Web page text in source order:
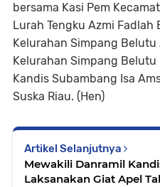
bersama Kasi Pem
Lurah Tengku Azmi
Kelurahan Simpang
Kelurahan Simpang Belutu
Kandis Subambang Isa
Suska Riau. (Hen)
Artikel Selanjutnya
Mewakili Danramil
Laksanakan Giat Apel